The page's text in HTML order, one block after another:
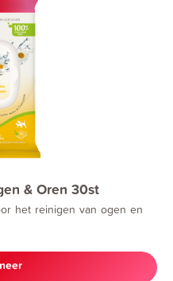
& Oren 30st
het reinigen van ogen en